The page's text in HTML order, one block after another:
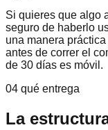
Si quieres que algo
seguro de haberlo
una manera
antes de correr el
de 30 días es móvil.
04 qué entrega
La